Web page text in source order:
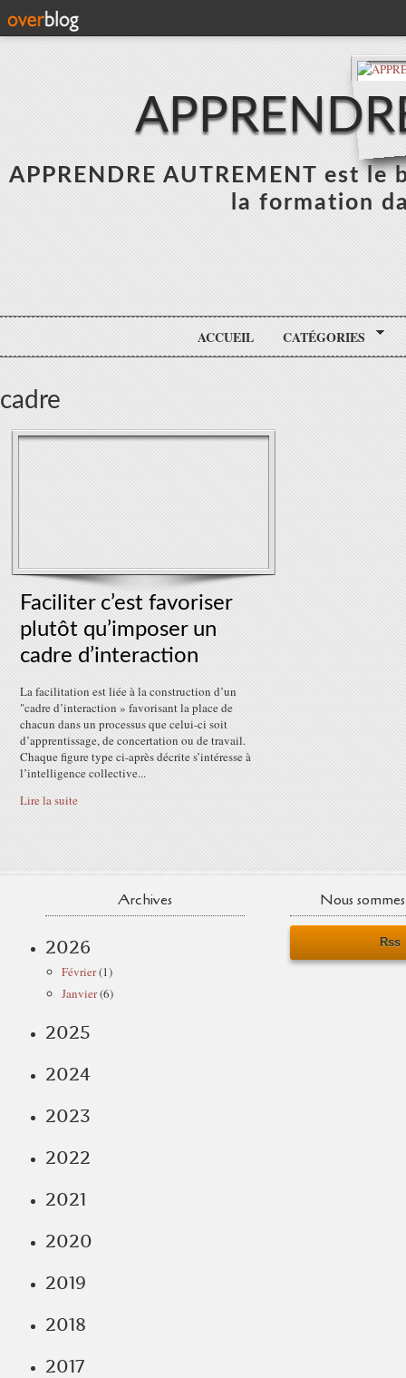
APPRENDRE AUTREMENT est
la formation
ACCUEIL CATÉGORIES
cadre
Faciliter c’est favoriser
plutôt qu’imposer un
cadre d’interaction
La facilitation est liée à la construction d’un
"cadre d’interaction » favorisant la place de
chacun dans un processus que celui-ci soit
d’apprentissage, de concertation ou de travail.
Chaque figure type ci-après décrite s’intéresse à
l’intelligence collective...
Lire la suite
Archives
2026
Février(1)
Janvier(6)
2025
2024
2023
2022
2021
2020
2019
2018
2017
Nous
Rss